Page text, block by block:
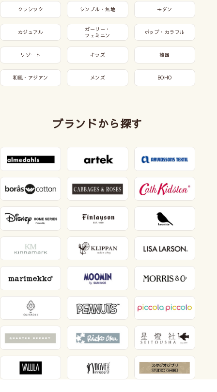
クラシック シンプル・無地 モダン
カジュアル
ガーリー・
フェミニン
ポップ・カラフル
リゾート キッズ 韓国
和風・アジアン メンズ BOHO
ブランドから探す